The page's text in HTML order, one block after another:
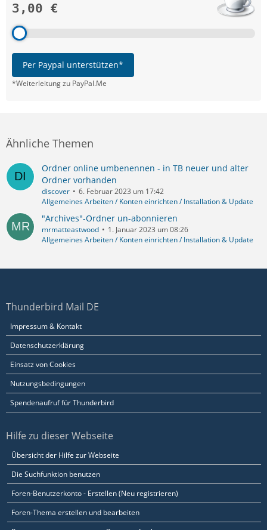
3,00 €
Per Paypal unterstützen*
*Weiterleitung zu PayPal.Me
Ähnliche Themen
Ordner online umbenennen - in TB neuer und alter
Ordner vorhanden
discover
6. Februar 2023 um 17:42
Allgemeines Arbeiten / Konten einrichten / Installation & Update
"Archives"-Ordner un-abonnieren
mrmatteastwood
1. Januar 2023 um 08:26
Allgemeines Arbeiten / Konten einrichten / Installation & Update
Thunderbird Mail DE
Impressum & Kontakt
Datenschutzerklärung
Einsatz von Cookies
Nutzungsbedingungen
Spendenaufruf für Thunderbird
Hilfe zu dieser Webseite
Übersicht der Hilfe zur Webseite
Die Suchfunktion benutzen
Foren-Benutzerkonto - Erstellen (Neu registrieren)
Foren-Thema erstellen und bearbeiten